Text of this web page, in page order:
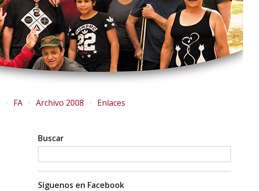
FA Archivo 2008 Enlaces
Buscar
Síguenos en Facebook